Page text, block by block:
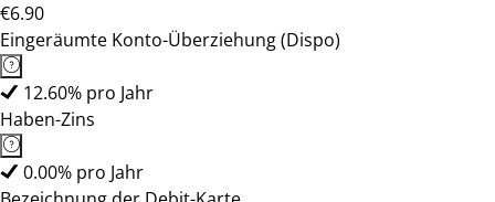
€6.90
Eingeräumte Konto-Überziehung (Dispo)
12.60% pro Jahr
Haben-Zins
0.00% pro Jahr